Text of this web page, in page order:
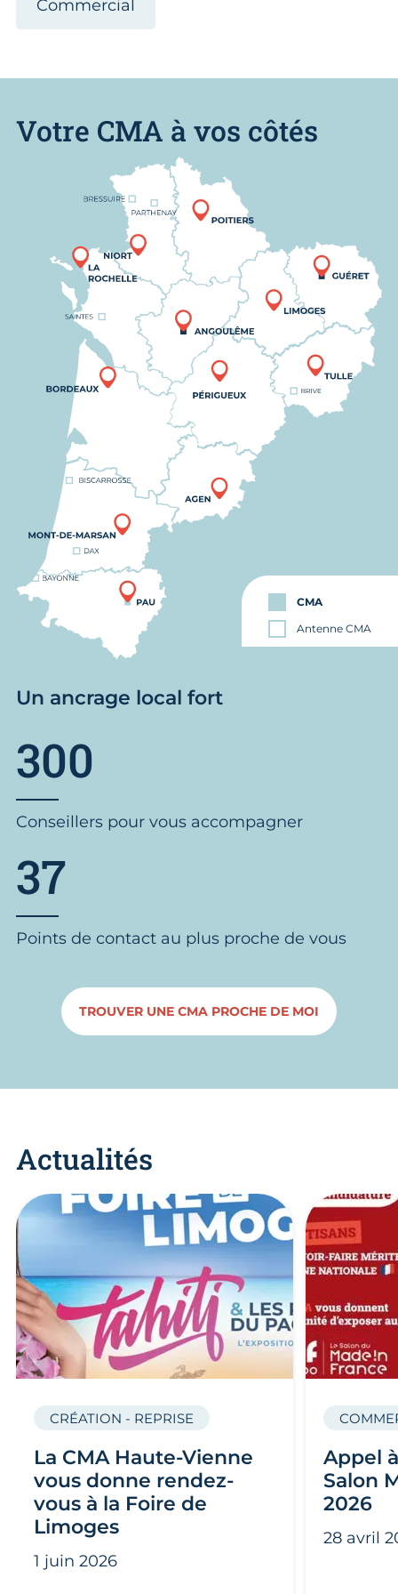
Commercial
Votre CMA à vos côtés
CMA
Antenne CMA
Un ancrage local fort
300
Conseillers pour vous accompagner
37
Points de contact au plus proche de vous
TROUVER UNE CMA PROCHE DE MOI
Actualités
La CMA Haute-Vienne
vous donne rendez-
vous à la Foire de
Limoges
CRÉATION - REPRISE
1 juin 2026
Appel
Salon
2026
28 avril